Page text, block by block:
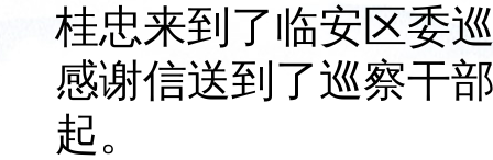
桂忠来到了临安区委
感谢信送到了巡察干
起。